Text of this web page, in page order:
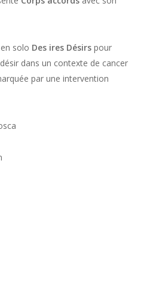
solo Des ires Désirs pour
dans un contexte de cancer
par une intervention